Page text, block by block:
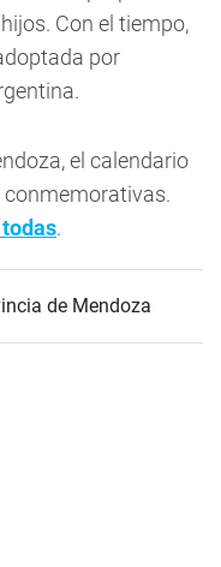
Con el tiempo,
por
el calendario
.
de Mendoza